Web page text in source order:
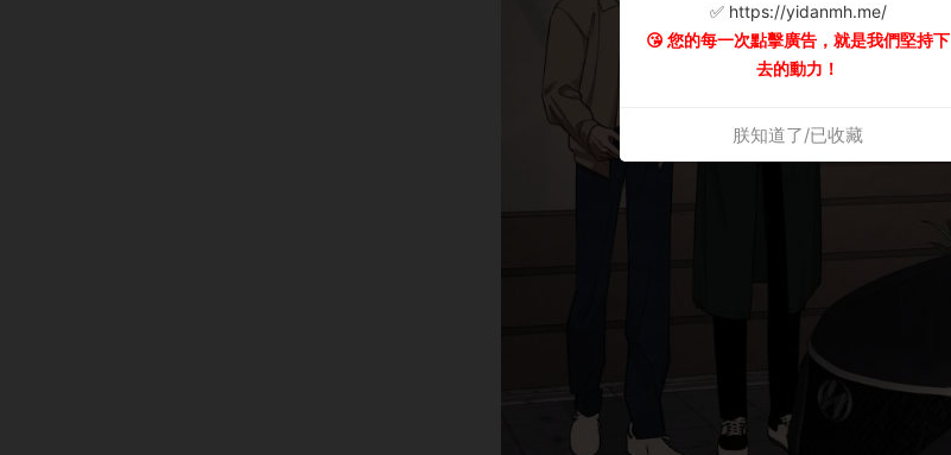
✅ https://yidanmh.me/
😘 您的每一次點擊廣告，就是我們堅持下
去的動力！
朕知道了/已收藏